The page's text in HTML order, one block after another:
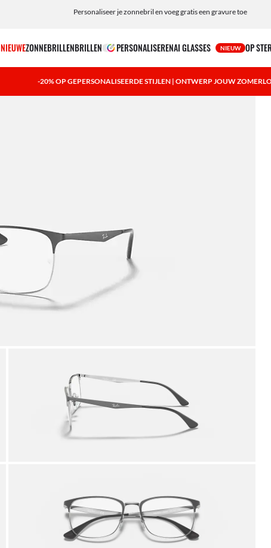
Personaliseer je zonnebril en voeg gratis een gravure toe
NIEUWEZONNEBRILLENBRILLEN PERSONALISERENAI GLASSES NIEUW OP
-20% OP GEPERSONALISEERDE STIJLEN | ONTWERP JOUW
NAZORG IN DE WINKEL